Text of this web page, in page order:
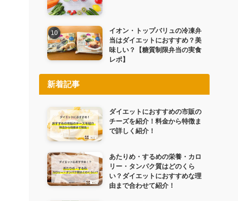
イオン・トップバリュの冷凍弁
当はダイエットにおすすめ？美
味しい？【糖質制限弁当の実食
レポ】
新着記事
ダイエットにおすすめの市販の
チーズを紹介！料金から特徴ま
で詳しく紹介！
あたりめ・するめの栄養・カロ
リー・タンパク質はどのくら
い？ダイエットにおすすめな理
由まで合わせて紹介！